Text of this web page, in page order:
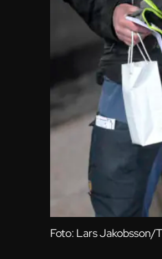
Foto: Lars Jakobsson/